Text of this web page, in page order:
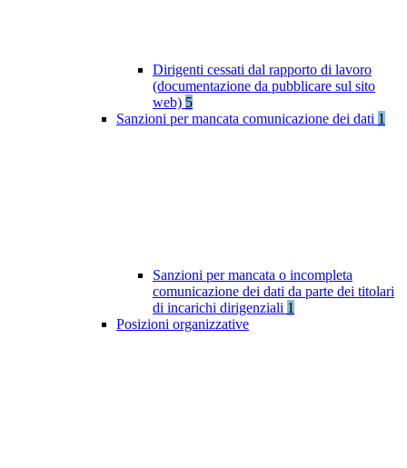
Dirigenti cessati dal rapporto di lavoro
(documentazione da pubblicare sul sito
web) 5
Sanzioni per mancata comunicazione dei dati 1
Sanzioni per mancata o incompleta
comunicazione dei dati da parte dei titolari
di incarichi dirigenziali 1
Posizioni organizzative